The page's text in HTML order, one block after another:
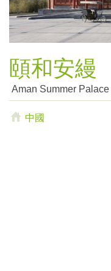
頤和安縵
Aman Summer Palace
中國